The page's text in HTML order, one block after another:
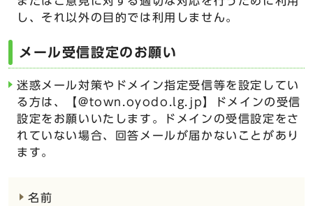
し、それ以外の目的では利用しません。
メール受信設定のお願い
迷惑メール対策やドメイン指定受信等を設定してい
る方は、【@town.oyodo.lg.jp】ドメインの受信
設定をお願いいたします。ドメインの受信設定をさ
れていない場合、回答メールが届かないことがあり
ます。
名前